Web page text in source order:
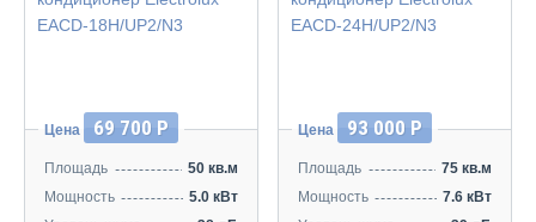
Цена 69 700 Р
Площадь
50 кв.м
Мощность
5.0 кВт
Цена 93 000 Р
Площадь
75 кв.м
Мощность
7.6 кВт